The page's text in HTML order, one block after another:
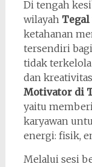
Di tengah
wilayah Tegal
ketahanan
tersendiri
tidak
dan
Motivator di
yaitu
karyawan
energi: fisik,
Melalui sesi